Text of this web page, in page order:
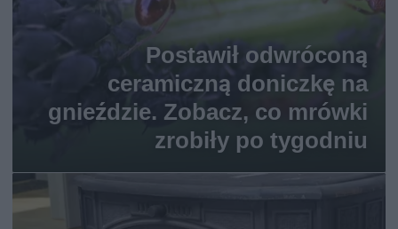
Postawił odwróconą
ceramiczną doniczkę na
gnieździe. Zobacz, co mrówki
zrobiły po tygodniu